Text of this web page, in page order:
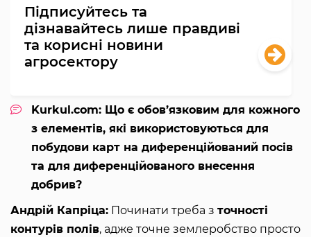
Підписуйтесь та
дізнавайтесь лише правдиві
та корисні новини
агросектору
Kurkul.com: Що є обов’язковим для кожного
з елементів, які використовуються для
побудови карт на диференційований посів
та для диференційованого внесення
добрив?
Андрій Капріца: Починати треба з точності
контурів полів, адже точне землеробство просто